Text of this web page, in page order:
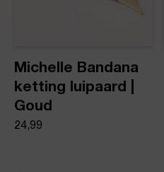
Michelle Bandana
ketting luipaard |
Goud
24,99